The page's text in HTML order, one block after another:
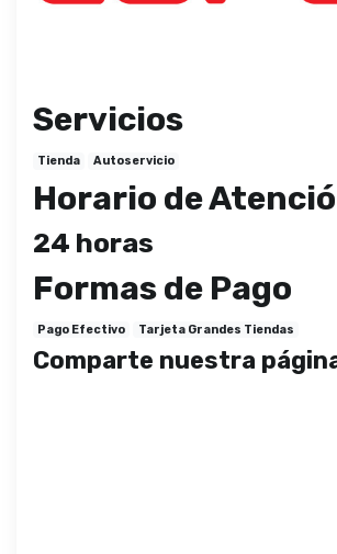
Servicios
Tienda Autoservicio
Horario de
24 horas
Formas de Pago
Pago Efectivo Tarjeta Grandes Tiendas
Comparte nuestra